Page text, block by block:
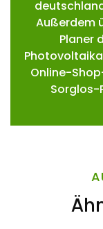
Außerdem
Planer
Online-
Sorglos-